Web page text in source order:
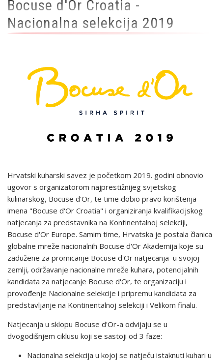
Bocuse d'Or Croatia -
Nacionalna selekcija 2019
Hrvatski kuharski savez je početkom 2019. godini obnovio
ugovor s organizatorom najprestižnijeg svjetskog
kulinarskog, Bocuse d'Or, te time dobio pravo korištenja
imena "Bocuse d'Or Croatia" i organiziranja kvalifikacijskog
natjecanja za predstavnika na Kontinentalnoj selekciji,
Bocuse d'Or Europe. Samim time, Hrvatska je postala članica
globalne mreže nacionalnih Bocuse d'Or Akademija koje su
zadužene za promicanje Bocuse d'Or natjecanja u svojoj
zemlji, održavanje nacionalne mreže kuhara, potencijalnih
kandidata za natjecanje Bocuse d'Or, te organizaciju i
provođenje Nacionalne selekcije i pripremu kandidata za
predstavljanje na Kontinentalnoj selekciji i Velikom finalu.
Natjecanja u sklopu Bocuse d'Or-a odvijaju se u
dvogodišnjem ciklusu koji se sastoji od 3 faze:
Nacionalna selekcija u kojoj se natječu istaknuti kuhari u